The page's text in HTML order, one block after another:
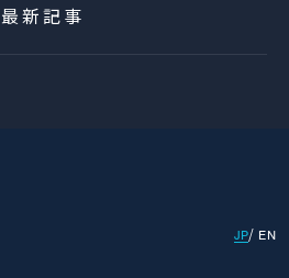
最新記事
JP EN